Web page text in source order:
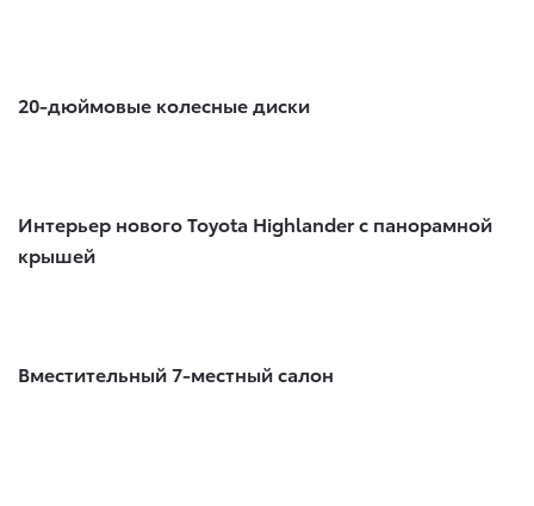
20-дюймовые колесные диски
Интерьер нового Toyota Highlander с панорамной
крышей
Вместительный 7-местный салон​